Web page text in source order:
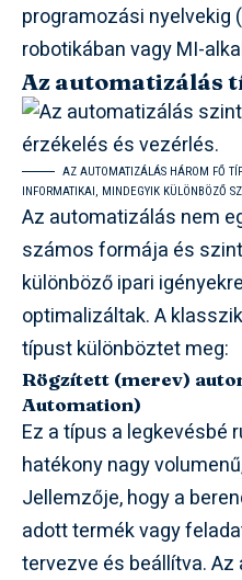
programozási nyelvekig
robotikában vagy MI-
Az automatizálás
AZ AUTOMATIZÁLÁS HÁROM FŐ
INFORMATIKAI, MINDEGYIK KÜLÖNBÖZŐ
Az automatizálás nem
számos formája és
különböző ipari
optimalizáltak. A
típust különböztet meg:
Rögzített (merev)
Automation)
Ez a típus a legkevésbé
hatékony nagy
Jellemzője, hogy a
adott termék vagy
tervezve és beállítva.